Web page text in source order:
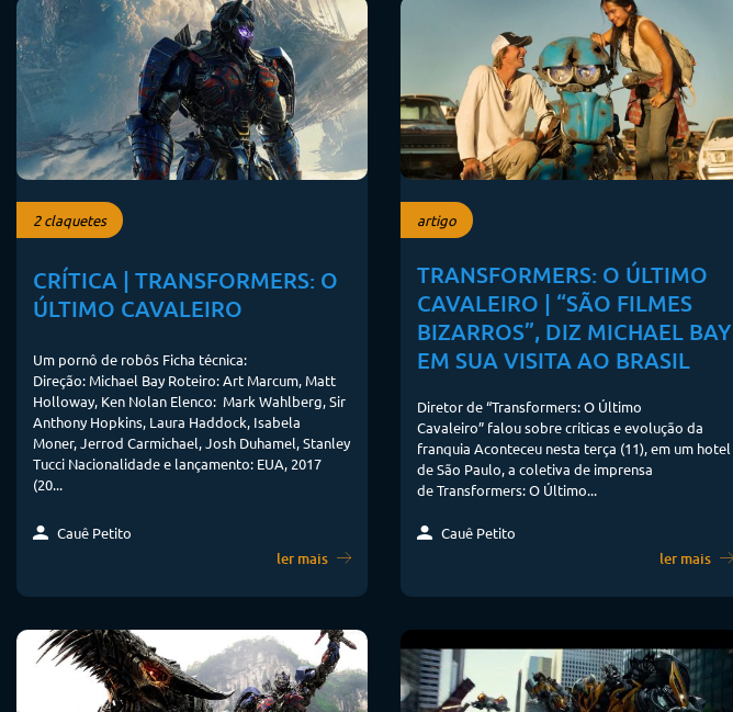
2 claquetes
CRÍTICA | TRANSFORMERS: O
ÚLTIMO CAVALEIRO
Um pornô de robôs Ficha técnica:
Direção: Michael Bay Roteiro: Art Marcum, Matt
Holloway, Ken Nolan Elenco: Mark Wahlberg, Sir
Anthony Hopkins, Laura Haddock, Isabela
Moner, Jerrod Carmichael, Josh Duhamel, Stanley
Tucci Nacionalidade e lançamento: EUA, 2017
(20...
Cauê Petito
ler mais
artigo
TRANSFORMERS: O ÚLTIMO
CAVALEIRO | “SÃO FILMES
BIZARROS”, DIZ MICHAEL BAY
EM SUA VISITA AO BRASIL
Diretor de “Transformers: O Último
Cavaleiro” falou sobre críticas e evolução da
franquia Aconteceu nesta terça (11), em um hotel
de São Paulo, a coletiva de imprensa
de Transformers: O Último...
Cauê Petito
ler mais